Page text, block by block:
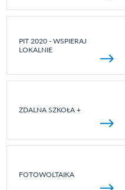
PIT 2020 - WSPIERAJ
LOKALNIE
ZDALNA SZKOŁA +
FOTOWOLTAIKA